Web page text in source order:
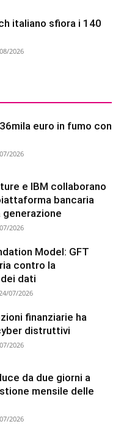
italiano sfiora i 140
2026
euro in fumo con
2026
e IBM collaborano
bancaria
generazione
2026
Model: GFT
contro la
dati
24/07/2026
finanziarie ha
distruttivi
2026
da due giorni a
mensile delle
2026